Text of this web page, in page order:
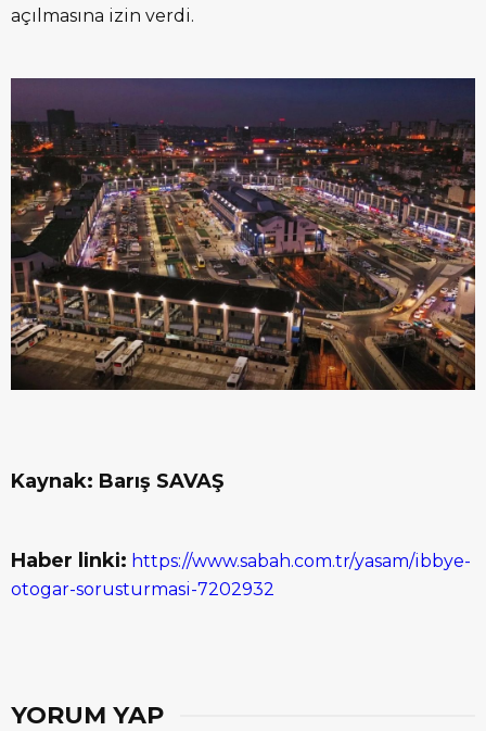
açılmasına izin verdi.
Kaynak: Barış SAVAŞ
Haber linki: https://www.sabah.com.tr/yasam/ibbye-
otogar-sorusturmasi-7202932
YORUM YAP